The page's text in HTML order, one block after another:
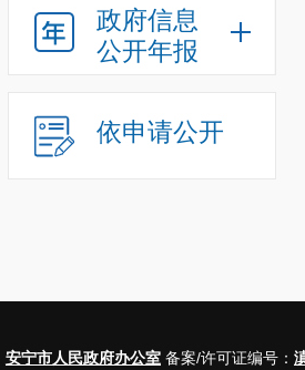
政府信息
公开年报
依申请公开
安宁市人民政府办公室 备案/许可证编号：